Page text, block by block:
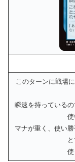
このターンに戦場
瞬速を持っている
使
マナが重く、使い
使